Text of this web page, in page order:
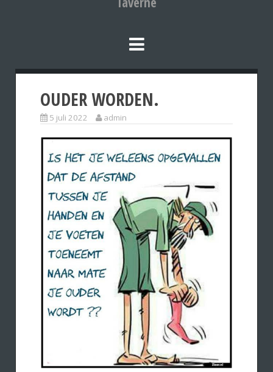
OUDER WORDEN.
5 juli 2022 admin